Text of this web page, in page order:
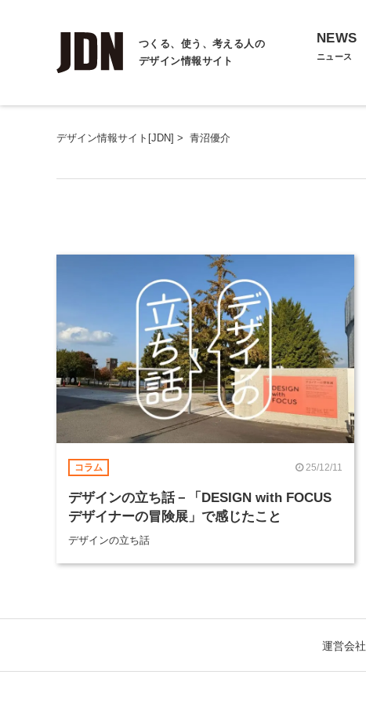
つくる、使う、考える人の
デザイン情報サイト
NEWS
ニュース
デザイン情報サイト[JDN] > 青沼優介
コラム 25/12/11
デザインの立ち話－「DESIGN with FOCUS
デザイナーの冒険展」で感じたこと
デザインの立ち話
運営会社